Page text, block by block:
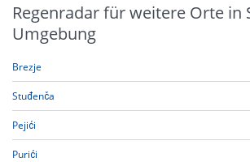
Regenradar für weitere Orte in
Umgebung
Brezje
Stuđenča
Pejići
Purići